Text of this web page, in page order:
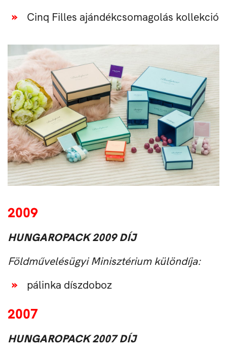
Cinq Filles ajándékcsomagolás kollekció
2009
HUNGAROPACK 2009 DÍJ
Földművelésügyi Minisztérium különdíja:
pálinka díszdoboz
2007
HUNGAROPACK 2007 DÍJ